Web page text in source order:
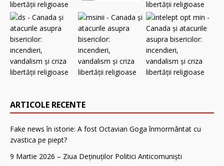
ARTICOLE RECENTE
Fake news în istorie: A fost Octavian Goga înmormântat cu
zvastica pe piept?
9 Martie 2026 – Ziua Deținuților Politici Anticomuniști